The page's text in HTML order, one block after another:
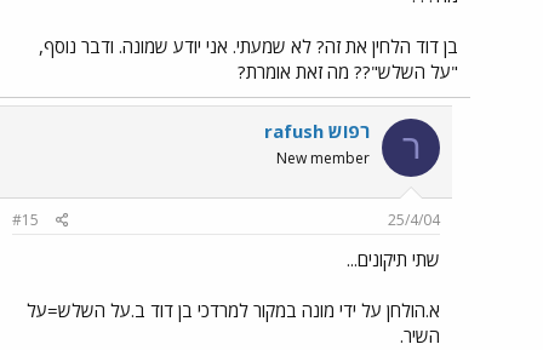
בן דוד הלחין את זה? לא שמעתי. אני יודע שמונה. ודבר נוסף,
"על השלש"?? מה זאת אומרת?
ר רפוש rafush
New member
25/4/04
#15
שתי תיקונים...
א.הולחן על ידי מונה במקור למרדכי בן דוד ב.על השלש=על
השיר.